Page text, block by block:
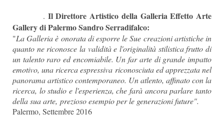
. Il Direttore Artistico della Galleria Effetto Arte
Gallery di Palermo Sandro Serradifalco:
"La Galleria è onorata di esporre le Sue creazioni artistiche in
quanto ne riconosce la validità e l'originalità stilistica frutto di
un talento raro ed encomiabile. Un far arte di grande impatto
emotivo, una ricerca espressiva riconosciuta ed apprezzata nel
panorama artistico contemporaneo. Un atlento, affinato con la
ricerca, lo studio e l'esperienza, che farà ancora parlare tanto
della sua arte, prezioso esempio per le generazioni future".
Palermo, Settembre 2016